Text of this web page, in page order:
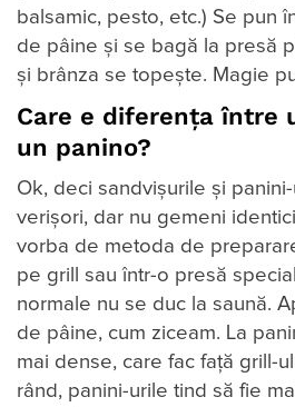
balsamic, pesto, etc.) Se pun
de pâine și se bagă la presă
și brânza se topește. Magie
Care e diferența între
un panino?
Ok, deci sandvișurile și
verișori, dar nu gemeni
vorba de metoda de
pe grill sau într-o presă
normale nu se duc la saună.
de pâine, cum ziceam. La
mai dense, care fac față grill-
rând, panini-urile tind să fie